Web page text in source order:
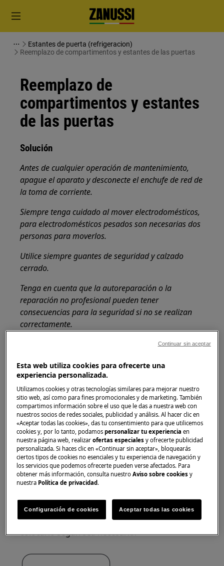
Estantes de puerta (refrigeracion)
Reemplazo de compartimentos y estantes de las puertas
Reemplazo de
compartimentos y estantes
de las puertas
Solución
Antes de cualquier operación de mantenimiento,
apague el aparato y desconecte el enchufe de red de
la toma de corriente.
Siempre tenga cuidado al mover electrodomésticos,
para electrodomésticos pesados son necesarias dos
personas para moverlos.
Utilice siempre guantes de seguridad y calzado
cerrado.
Tenga en cuenta que la autoreparación o la
reparación no profesional pueden tener
consecuencias para la seguridad si no se realizan
correctamente.
Sustitución de compartimentos y estantes de
Existen diferentes tipos de fijación, y las
imágenes brindan soporte para identificar la
puerta y el proceso de reemplazo
correspondiente.
Para permitir el almacenamiento de paquetes
de alimentos de varios tamaños, los estantes de
las puertas se pueden colocar a diferentes
alturas.
1. Estantes fijados en broches
Tire gradualmente del estante en la dirección de
las flechas hasta que se suelte, luego vuelva a
colocarlo según sea necesario.
Esta web utiliza cookies para ofrecerte una
experiencia personalizada.
Utilizamos cookies y otras tecnologías similares para mejorar nuestro
sitio web, así como para fines promocionales y de marketing. También
compartimos información sobre el uso que le das a nuestra web con
nuestros socios de redes sociales, publicidad y análisis. Al hacer clic en
«Aceptar todas las cookies», das tu consentimiento para que utilicemos
cookies y, por lo tanto, podamospersonalizar tu experienciaen
nuestra página web, realizarofertas especiales y ofrecerte publicidad
personalizada. Si haces clic en «Continuar sin aceptar», bloquearás
ciertos tipos de cookies no esenciales y tu experiencia de navegación y
los servicios que podemos ofrecerte pueden verse afectados. Para
obtener más información, consulta nuestroAviso sobre cookies y
nuestra Política de privacidad.
Configuración de cookies Aceptar todas las cookies
Continuar sin aceptar